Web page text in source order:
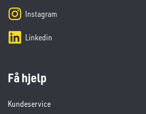
Instagram
Linkedin
Få hjelp
Kundeservice